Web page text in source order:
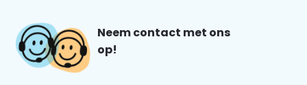
Neem contact met ons
op!